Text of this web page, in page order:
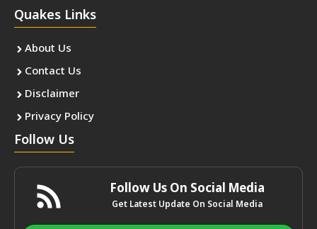
Quakes Links
About Us
Contact Us
Disclaimer
Privacy Policy
Follow Us
Follow Us On Social Media
Get Latest Update On Social Media